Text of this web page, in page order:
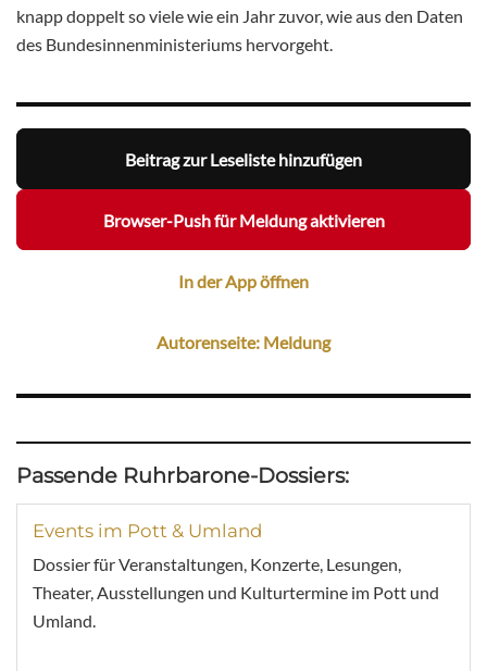
knapp doppelt so viele wie ein Jahr zuvor, wie aus den Daten
des Bundesinnenministeriums hervorgeht.
Beitrag zur Leseliste hinzufügen
Browser-Push für Meldung aktivieren
In der App öffnen
Autorenseite: Meldung
Passende Ruhrbarone-Dossiers:
Events im Pott & Umland
Dossier für Veranstaltungen, Konzerte, Lesungen,
Theater, Ausstellungen und Kulturtermine im Pott und
Umland.